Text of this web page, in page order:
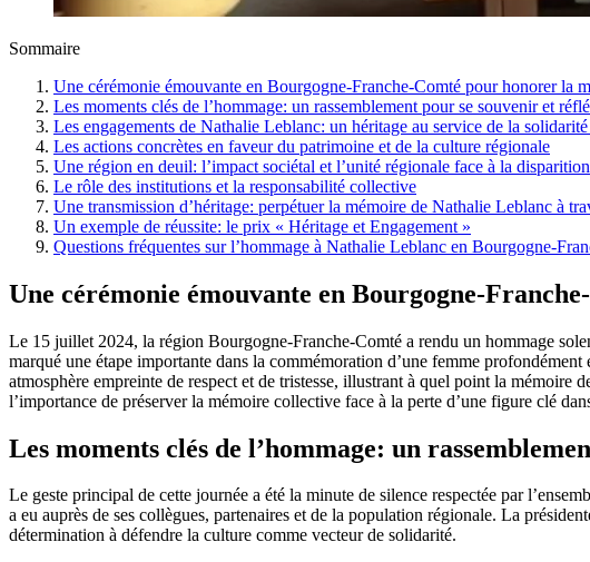
Sommaire
Une cérémonie émouvante en Bourgogne-Franche-Comté pour honorer la
Les moments clés de l’hommage: un rassemblement pour se souvenir et
Les engagements de Nathalie Leblanc: un héritage au service de la
Les actions concrètes en faveur du patrimoine et de la culture régionale
Une région en deuil: l’impact sociétal et l’unité régionale face à la disparition
Le rôle des institutions et la responsabilité collective
Une transmission d’héritage: perpétuer la mémoire de Nathalie Leblanc à
Un exemple de réussite: le prix « Héritage et Engagement »
Questions fréquentes sur l’hommage à Nathalie Leblanc en Bourgogne-
Une cérémonie émouvante en Bourgogne-
Le 15 juillet 2024, la région Bourgogne-Franche-Comté a rendu un hommage
marqué une étape importante dans la commémoration d’une femme
atmosphère empreinte de respect et de tristesse, illustrant à quel point la
l’importance de préserver la mémoire collective face à la perte d’une figure clé
Les moments clés de l’hommage: un
Le geste principal de cette journée a été la minute de silence respectée par
a eu auprès de ses collègues, partenaires et de la population régionale. La
détermination à défendre la culture comme vecteur de solidarité.